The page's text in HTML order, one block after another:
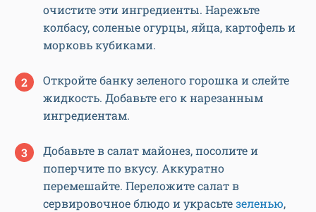
очистите эти ингредиенты. Нарежьте
колбасу, соленые огурцы, яйца, картофель и
морковь кубиками.
Откройте банку зеленого горошка и слейте
жидкость. Добавьте его к нарезанным
ингредиентам.
Добавьте в салат майонез, посолите и
поперчите по вкусу. Аккуратно
перемешайте. Переложите салат в
сервировочное блюдо и украсьтезеленью,